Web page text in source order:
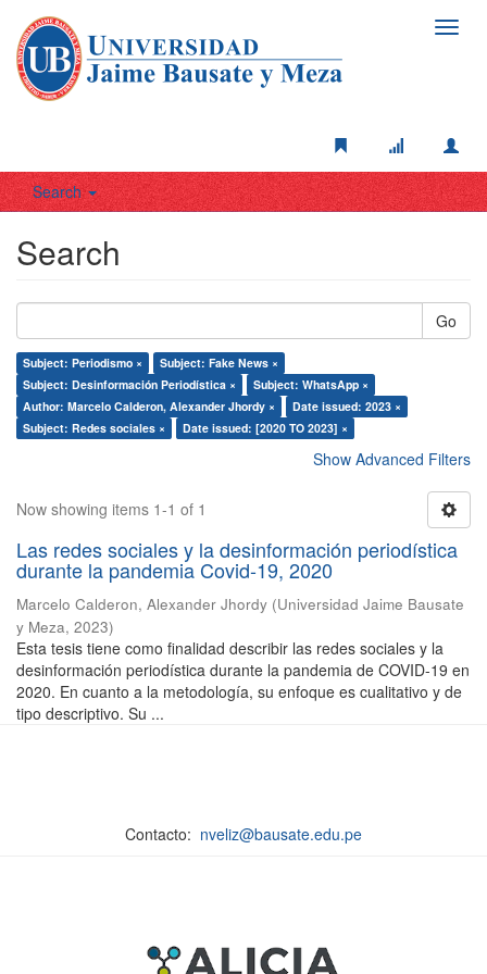
Search
Search
Go
Subject: Periodismo ×
Subject: Fake News ×
Subject: Desinformación Periodística ×
Subject: WhatsApp ×
Author: Marcelo Calderon, Alexander Jhordy ×
Date issued: 2023 ×
Subject: Redes sociales ×
Date issued: [2020 TO 2023] ×
Show Advanced Filters
Now showing items 1-1 of 1
Las redes sociales y la desinformación periodística
durante la pandemia Covid-19, 2020
Marcelo Calderon, Alexander Jhordy (Universidad Jaime Bausate
y Meza, 2023)
Esta tesis tiene como finalidad describir las redes sociales y la
desinformación periodística durante la pandemia de COVID-19 en
2020. En cuanto a la metodología, su enfoque es cualitativo y de
tipo descriptivo. Su ...
Contacto: nveliz@bausate.edu.pe